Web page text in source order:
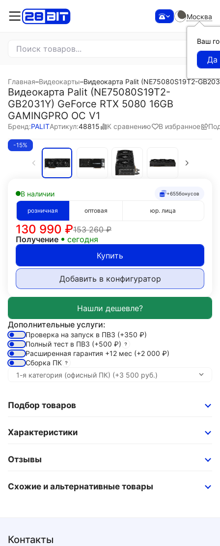
Москва
Ваш
Главная–Видеокарты–Видеокарта Palit (NE75080S19T2-
Видеокарта Palit (NE75080S19T2-
GB2031Y) GeForce RTX 5080 16GB
GAMINGPRO OC V1
Бренд:PALITАртикул:48815 К сравнению В избранное
-15%
В наличии +655бонусов
розничная оптовая юр. лица
153 260₽
130 990 ₽
Получение
сегодня
Купить
Добавить в конфигуратор
Дополнительные услуги:
Проверка на запуск в ПВЗ (+350 ₽)
Полный тест в ПВЗ (+500 ₽)
Расширенная гарантия +12 мес (+2 000 ₽)
Сборка ПК
Подбор товаров
Характеристики
Отзывы
Схожие и альтернативные товары
Контакты